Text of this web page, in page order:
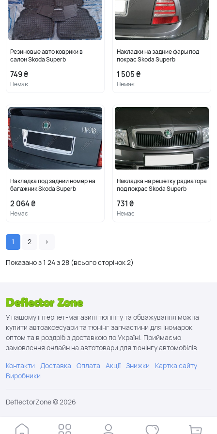
Резиновые авто коврики в
салон Skoda Superb
749 ₴
Немає
Накладки на задние фары под
покрас Skoda Superb
1 505 ₴
Немає
Накладка под задний номер на
багажник Skoda Superb
2 064 ₴
Немає
Накладка на решётку радиатора
под покрас Skoda Superb
731 ₴
Немає
1 2 ›
Показано з 1 24з28 (всього сторінок2)
У нашому інтернет-магазині тюнінгу та обважування можна
купити автоаксесуари та тюнінг запчастини для іномарок
оптом та в роздріб з доставкою по Україні. Приймаємо
замовлення онлайн на автотовари для тюнінгу автомобілів.
Контакти Доставка Оплата Акції Знижки
Картка сайту
Виробники
DeflectorZone © 2026